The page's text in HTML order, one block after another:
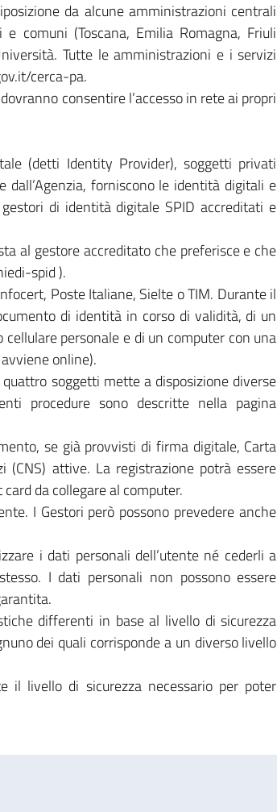
da alcune amministrazioni centrali
comuni (Toscana, Emilia Romagna, Friuli
Tutte le amministrazioni e i servizi
cerca-pa.
consentire l’accesso in rete ai propri
(detti Identity Provider), soggetti privati
forniscono le identità digitali e
di identità digitale SPID accreditati e
al gestore accreditato che preferisce e che
spid ).
Poste Italiane, Sielte o TIM. Durante il
di identità in corso di validità, di un
personale e di un computer con una
online).
soggetti mette a disposizione diverse
procedure sono descritte nella pagina
se già provvisti di firma digitale, Carta
(CNS) attive. La registrazione potrà essere
da collegare al computer.
I Gestori però possono prevedere anche
i dati personali dell’utente né cederli a
I dati personali non possono essere
differenti in base al livello di sicurezza
dei quali corrisponde a un diverso livello
il livello di sicurezza necessario per poter